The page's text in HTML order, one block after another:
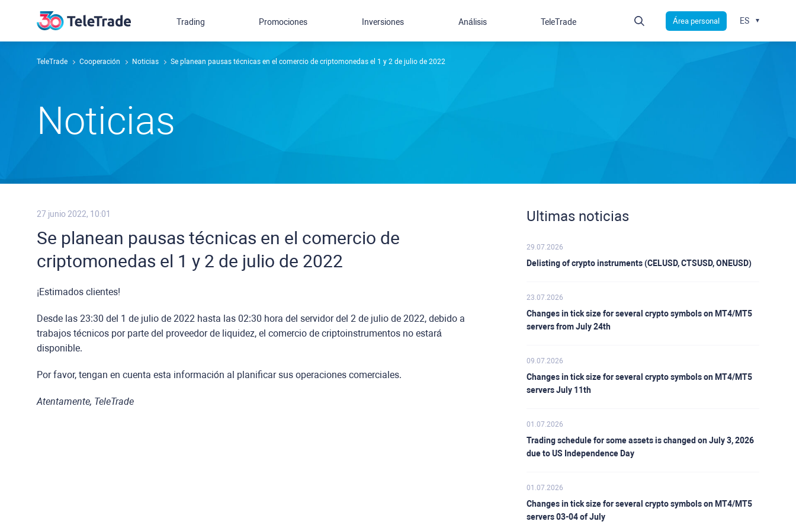
TeleTrade Cooperación Noticias Se planean pausas técnicas en el comercio de criptomonedas el 1 y 2 de julio de 2022
Noticias
27 junio 2022, 10:01
Se planean pausas técnicas en el comercio de
criptomonedas el 1 y 2 de julio de 2022
¡Estimados clientes!
Desde las 23:30 del 1 de julio de 2022 hasta las 02:30 hora del servidor del 2 de julio de 2022, debido a
trabajos técnicos por parte del proveedor de liquidez, el comercio de criptoinstrumentos no estará
disponible.
Por favor, tengan en cuenta esta información al planificar sus operaciones comerciales.
Atentamente, TeleTrade
Ultimas noticias
29.07.2026
Delisting of crypto instruments (CELUSD, CTSUSD, ONEUSD)
23.07.2026
Changes in tick size for several crypto symbols on MT4/MT5
servers from July 24th
09.07.2026
Changes in tick size for several crypto symbols on MT4/MT5
servers July 11th
01.07.2026
Trading schedule for some assets is changed on July 3, 2026
due to US Independence Day
01.07.2026
Changes in tick size for several crypto symbols on MT4/MT5
servers 03-04 of July
Trading Promociones Inversiones Análisis TeleTrade Área personal ES